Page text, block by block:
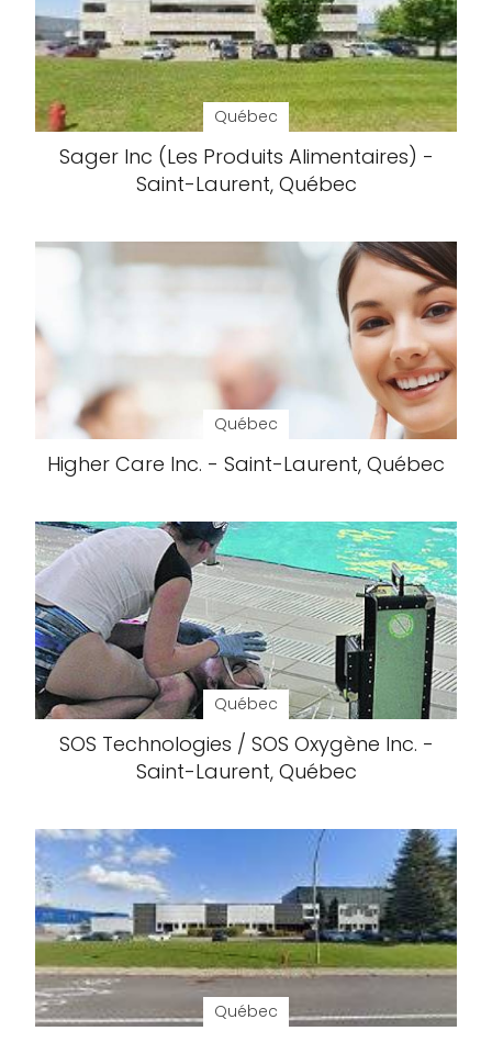
Québec
Sager Inc (Les Produits Alimentaires) -
Saint-Laurent, Québec
Québec
Higher Care Inc. - Saint-Laurent, Québec
Québec
SOS Technologies / SOS Oxygène Inc. -
Saint-Laurent, Québec
Québec